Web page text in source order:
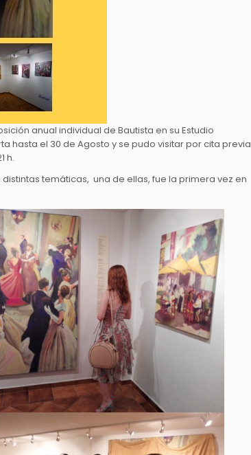
anual individual de Bautista en su Estudio
hasta el 30 de Agosto y se pudo visitar por cita previa
h.
temáticas, una de ellas, fue la primera vez en